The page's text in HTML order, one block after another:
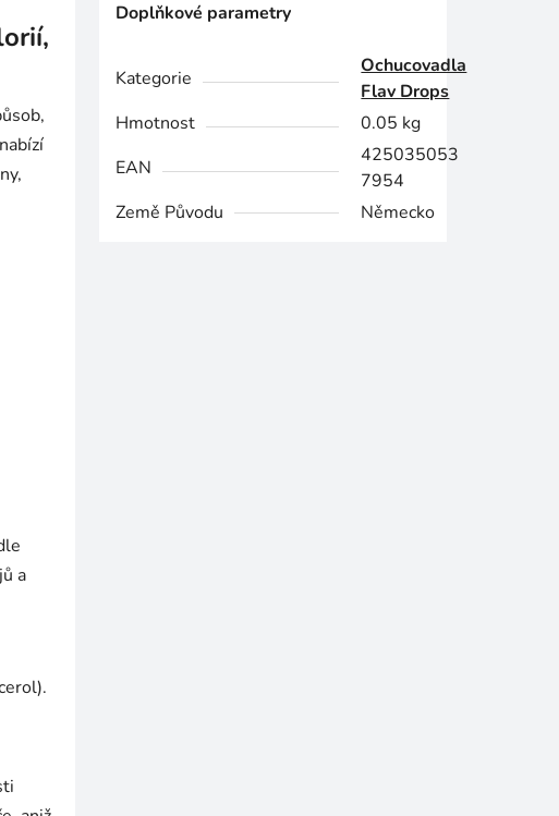
a
Doplňkové parametry
Kategorie
Ochucovadla
Flav Drops
Hmotnost
0.05 kg
EAN
425035053
7954
Země Původu
Německo